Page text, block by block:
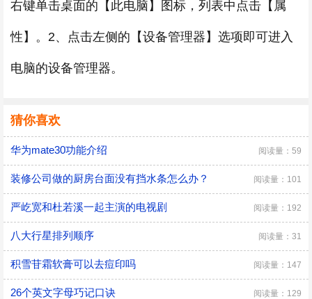
右键单击桌面的【此电脑】图标，列表中点击【属
性】。2、点击左侧的【设备管理器】选项即可进入
电脑的设备管理器。
猜你喜欢
华为mate30功能介绍 阅读量：59
装修公司做的厨房台面没有挡水条怎么办？ 阅读量：101
严屹宽和杜若溪一起主演的电视剧 阅读量：192
八大行星排列顺序 阅读量：31
积雪苷霜软膏可以去痘印吗 阅读量：147
26个英文字母巧记口诀 阅读量：129